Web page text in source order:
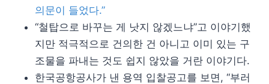
의문이 들었다.”
“철탑으로 바꾸는 게 낫지 않겠느냐”고 이야기했
지만 적극적으로 건의한 건 아니고 이미 있는 구
조물을 파내는 것도 쉽지 않았을 거란 이야기다.
한국공항공사가 낸 용역 입찰공고를 보면, “부러